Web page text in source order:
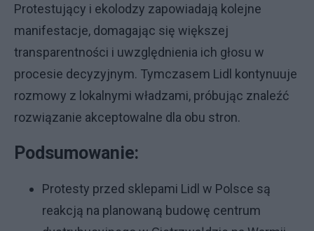
Protestujący i ekolodzy zapowiadają kolejne
manifestacje, domagając się większej
transparentności i uwzględnienia ich głosu w
procesie decyzyjnym. Tymczasem Lidl kontynuuje
rozmowy z lokalnymi władzami, próbując znaleźć
rozwiązanie akceptowalne dla obu stron.
Podsumowanie:
Protesty przed sklepami Lidl w Polsce są
reakcją na planowaną budowę centrum